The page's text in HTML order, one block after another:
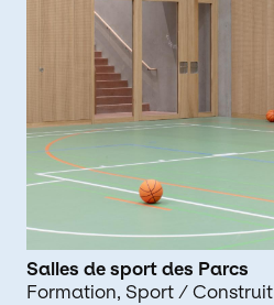
Salles de sport des Parcs
Formation Sport / Construit